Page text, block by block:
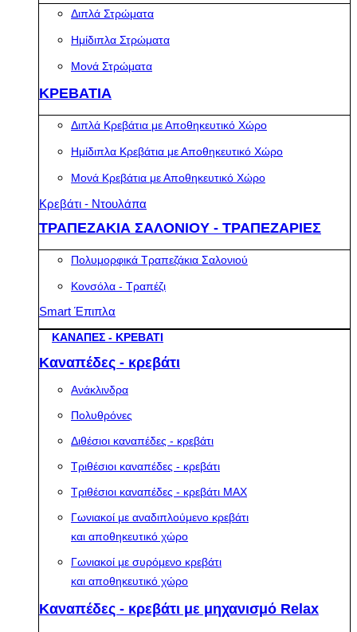
Διπλά Στρώματα
Ημίδιπλα Στρώματα
Μονά Στρώματα
ΚΡΕΒΑΤΙΑ
Διπλά Κρεβάτια με Αποθηκευτικό Χώρο
Ημίδιπλα Κρεβάτια με Αποθηκευτικό Χώρο
Μονά Κρεβάτια με Αποθηκευτικό Χώρο
Κρεβάτι - Ντουλάπα
ΤΡΑΠΕΖΑΚΙΑ ΣΑΛΟΝΙΟΥ - ΤΡΑΠΕΖΑΡΙΕΣ
Πολυμορφικά Τραπεζάκια Σαλονιού
Κονσόλα - Τραπέζι
Smart Έπιπλα
ΚΑΝΑΠΕΣ - ΚΡΕΒΑΤΙ
Καναπέδες - κρεβάτι
Ανάκλινδρα
Πολυθρόνες
Διθέσιοι καναπέδες - κρεβάτι
Τριθέσιοι καναπέδες - κρεβάτι
Τριθέσιοι καναπέδες - κρεβάτι MAX
Γωνιακοί με αναδιπλούμενο κρεβάτι
και αποθηκευτικό χώρο
Γωνιακοί με συρόμενο κρεβάτι
και αποθηκευτικό χώρο
Καναπέδες - κρεβάτι με μηχανισμό Relax